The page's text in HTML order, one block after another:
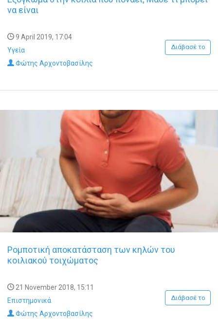
να είναι
9 April 2019, 17:04
Υγεία
Φώτης Αρχοντοβασίλης
Διάβασέ το
Ρομποτική αποκατάσταση των κηλών του
κοιλιακού τοιχώματος
21 November 2018, 15:11
Επιστημονικά
Φώτης Αρχοντοβασίλης
Διάβασέ το